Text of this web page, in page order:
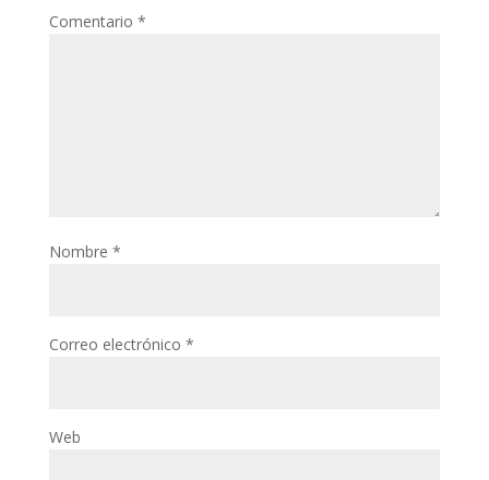
Comentario *
Nombre *
Correo electrónico *
Web